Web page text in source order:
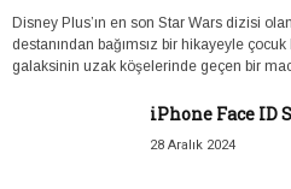
Disney Plus’ın en son Star Wars dizisi
destanından bağımsız bir hikayeyle
galaksinin uzak köşelerinde geçen bir
iPhone Face ID
28 Aralık 2024